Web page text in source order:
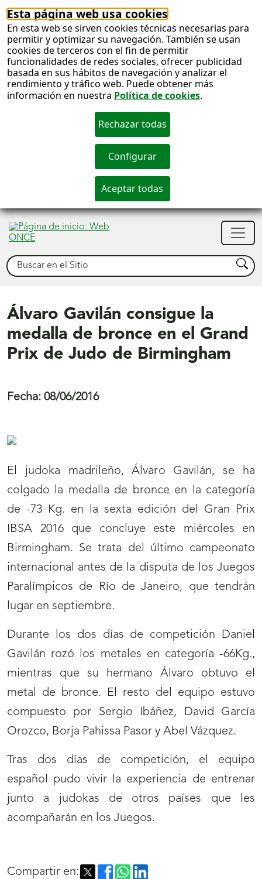
Esta página web usa cookies
En esta web se sirven cookies técnicas necesarias para
permitir y optimizar su navegación. También se usan
cookies de terceros con el fin de permitir
funcionalidades de redes sociales, ofrecer publicidad
basada en sus hábitos de navegación y analizar el
rendimiento y tráfico web. Puede obtener más
información en nuestra Política de cookies.
Buscar Buscar
Álvaro Gavilán consigue la
medalla de bronce en el Grand
Prix de Judo de Birmingham
Fecha: 08/06/2016
El judoka madrileño, Álvaro Gavilán, se ha
colgado la medalla de bronce en la categoría
de -73 Kg. en la sexta edición del Gran Prix
IBSA 2016 que concluye este miércoles en
Birmingham. Se trata del último campeonato
internacional antes de la disputa de los Juegos
Paralímpicos de Río de Janeiro, que tendrán
lugar en septiembre.
Durante los dos días de competición Daniel
Gavilán rozó los metales en categoría -66Kg.,
mientras que su hermano Álvaro obtuvo el
metal de bronce. El resto del equipo estuvo
compuesto por Sergio Ibáñez, David García
Orozco, Borja Pahissa Pasor y Abel Vázquez.
Tras dos días de competición, el equipo
español pudo vivir la experiencia de entrenar
junto a judokas de otros países que les
acompañarán en los Juegos.
Compartir en: